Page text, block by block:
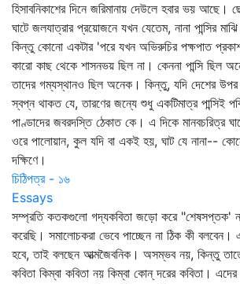
হিসাবনিকাশের দিনে জরিমানায় দেউলে হবার ভয় আছে।
ঘাটে জলযাত্রার প্রয়োজনে যখন যেতেম, নানা পান্সির
কিন্তু কোনো একটার 'পরে যখন অভিরুচির পক্ষপাত
কারো কাছ থেকে শাসনভয় ছিল না। কেননা পান্সি ছিল
তাদের গম্যস্থানও ছিল অনেক। কিন্তু, যদি দেশের
স্বপ্ন থাকত যে, তারণের জন্যে শুধু একটিমাত্র পান্সিই
পাণ্ডাদের জবরদস্তি ঠেকাত কে। এ দিকে মানবচরিত্র
ওরে পালোয়ান, কুল যদি বা একই হয়, ঘাট যে নানা--
দক্ষিণে।
চিঠিপত্র - ১৬
Essays
সম্প্রতি কতকগুলো গদ্যকবিতা জড়ো করে "শেষসপ্তক'
করেছি। সমালোচকরা ভেবে পাচ্ছেন না ঠিক কী বলবেন।
হবে, তাই বলছেন আত্মজৈবনিক। অসম্ভব নয়, কিন্তু
কবিতা কিম্বা কবিতা নয় কিম্বা কোন্‌ দরের কবিতা।